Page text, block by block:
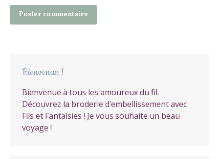
Poster commentaire
Bienvenue !
Bienvenue à tous les amoureux du fil.
Découvrez la broderie d’embellissement avec
Fils et Fantaisies ! Je vous souhaite un beau
voyage !